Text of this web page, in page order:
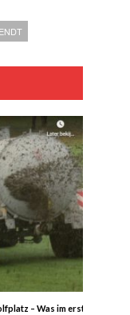
– Was im ersten